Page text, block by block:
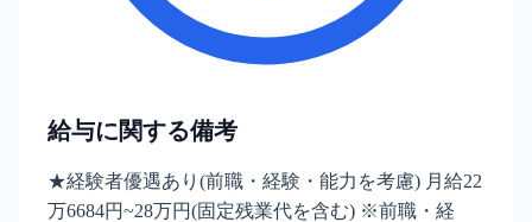
給与に関する備考
★経験者優遇あり(前職・経験・能力を考慮) 月給22
万6684円~28万円(固定残業代を含む) ※前職・経